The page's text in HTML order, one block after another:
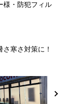
様・防犯フィル
さ寒さ対策に！